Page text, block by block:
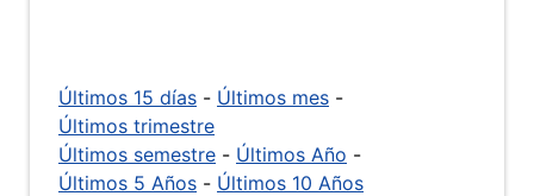
Últimos 15 días - Últimos mes -
Últimos trimestre
Últimos semestre - Últimos Año -
Últimos 5 Años - Últimos 10 Años